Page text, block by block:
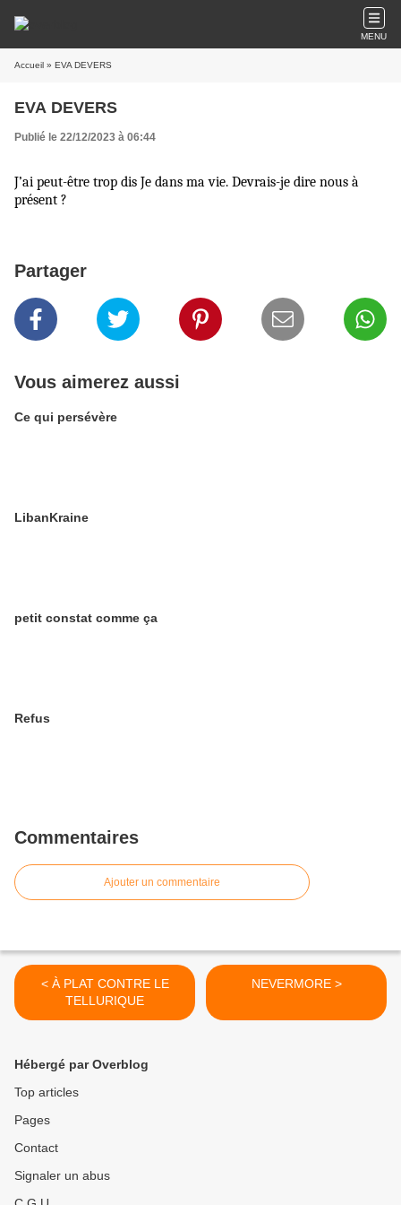
MENU
Accueil » EVA DEVERS
EVA DEVERS
Publié le 22/12/2023 à 06:44
J’ai peut-être trop dis Je dans ma vie. Devrais-je dire nous à
présent ?
Partager
Vous aimerez aussi
Ce qui persévère
LibanKraine
petit constat comme ça
Refus
Commentaires
Ajouter un commentaire
< À PLAT CONTRE LE
TELLURIQUE
NEVERMORE >
Hébergé par Overblog
Top articles
Pages
Contact
Signaler un abus